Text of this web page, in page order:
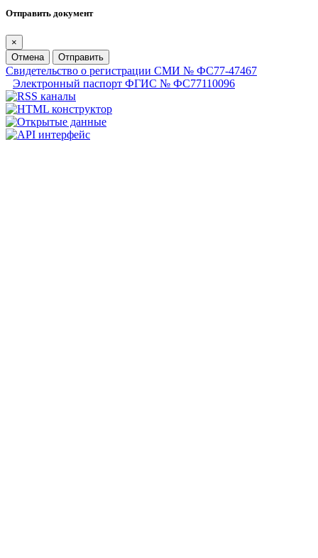
Отправить документ
×
Отмена
Отправить
Свидетельство о регистрации СМИ № ФС77-47467
Электронный паспорт ФГИС № ФС77110096